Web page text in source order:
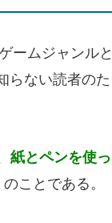
ームジャンルと
らない読者のた
紙とペンを使っ
のことである。